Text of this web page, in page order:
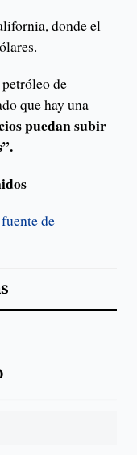
donde el
de
que hay una
puedan subir
de